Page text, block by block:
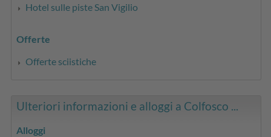
Hotel sulle piste San Vigilio
Offerte
Offerte sciistiche
Ulteriori informazioni e alloggi a Colfosco ...
Alloggi